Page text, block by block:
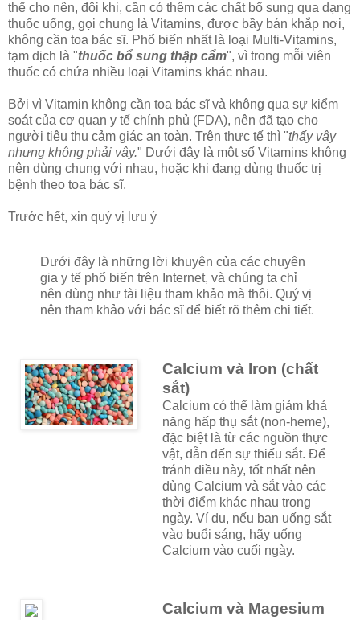
thế cho nên, đôi khi, cần có thêm các chất bổ sung qua dạng
thuốc uống, gọi chung là Vitamins, được bầy bán khắp nơi,
không cần toa bác sĩ. Phổ biến nhất là loại Multi-Vitamins,
tạm dịch là "thuốc bổ sung thập cẩm", vì trong mỗi viên
thuốc có chứa nhiều loại Vitamins khác nhau.
Bởi vì Vitamin không cần toa bác sĩ và không qua sự kiểm
soát của cơ quan y tế chính phủ (FDA), nên đã tạo cho
người tiêu thụ cảm giác an toàn. Trên thực tế thì "thấy vậy
nhưng không phải vậy." Dưới đây là một số Vitamins không
nên dùng chung với nhau, hoặc khi đang dùng thuốc trị
bệnh theo toa bác sĩ.
Trước hết, xin quý vị lưu ý
Dưới đây là những lời khuyên của các chuyên
gia y tế phổ biến trên Internet, và chúng ta chỉ
nên dùng như tài liệu tham khảo mà thôi. Quý vị
nên tham khảo với bác sĩ để biết rõ thêm chi tiết.
Calcium và Iron (chất
sắt)
Calcium có thể làm giảm khả
năng hấp thụ sắt (non-heme),
đặc biệt là từ các nguồn thực
vật, dẫn đến sự thiếu sắt. Để
tránh điều này, tốt nhất nên
dùng Calcium và sắt vào các
thời điểm khác nhau trong
ngày. Ví dụ, nếu bạn uống sắt
vào buổi sáng, hãy uống
Calcium vào cuối ngày.
Calcium và Magesium